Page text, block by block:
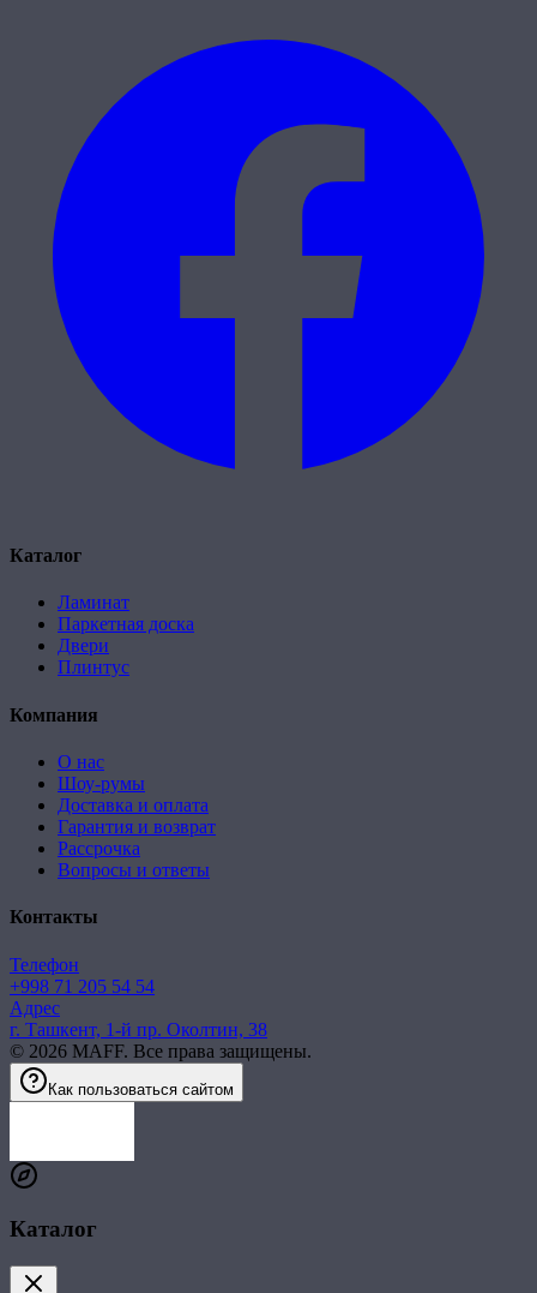
Каталог
Ламинат
Паркетная доска
Двери
Плинтус
Компания
О нас
Шоу-румы
Доставка и оплата
Гарантия и возврат
Рассрочка
Вопросы и ответы
Контакты
Телефон
+998 71 205 54 54
Адрес
г. Ташкент, 1-й пр. Околтин, 38
© 2026 MAFF. Все права защищены.
Как пользоваться сайтом
Каталог